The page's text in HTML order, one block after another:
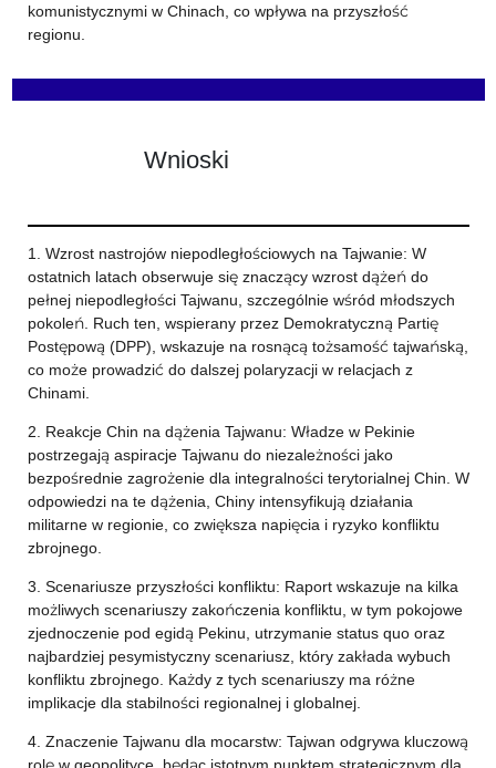
komunistycznymi w Chinach, co wpływa na przyszłość
regionu.
Wnioski
1. Wzrost nastrojów niepodległościowych na Tajwanie: W
ostatnich latach obserwuje się znaczący wzrost dążeń do
pełnej niepodległości Tajwanu, szczególnie wśród młodszych
pokoleń. Ruch ten, wspierany przez Demokratyczną Partię
Postępową (DPP), wskazuje na rosnącą tożsamość tajwańską,
co może prowadzić do dalszej polaryzacji w relacjach z
Chinami.
2. Reakcje Chin na dążenia Tajwanu: Władze w Pekinie
postrzegają aspiracje Tajwanu do niezależności jako
bezpośrednie zagrożenie dla integralności terytorialnej Chin. W
odpowiedzi na te dążenia, Chiny intensyfikują działania
militarne w regionie, co zwiększa napięcia i ryzyko konfliktu
zbrojnego.
3. Scenariusze przyszłości konfliktu: Raport wskazuje na kilka
możliwych scenariuszy zakończenia konfliktu, w tym pokojowe
zjednoczenie pod egidą Pekinu, utrzymanie status quo oraz
najbardziej pesymistyczny scenariusz, który zakłada wybuch
konfliktu zbrojnego. Każdy z tych scenariuszy ma różne
implikacje dla stabilności regionalnej i globalnej.
4. Znaczenie Tajwanu dla mocarstw: Tajwan odgrywa kluczową